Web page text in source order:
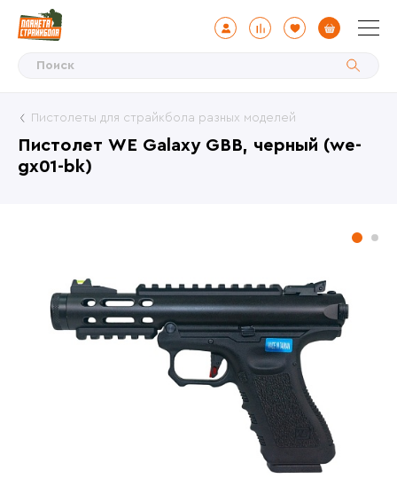
Пистолет WE Galaxy GBB, черный (we-
gx01-bk)
Пистолеты для страйкбола разных моделей